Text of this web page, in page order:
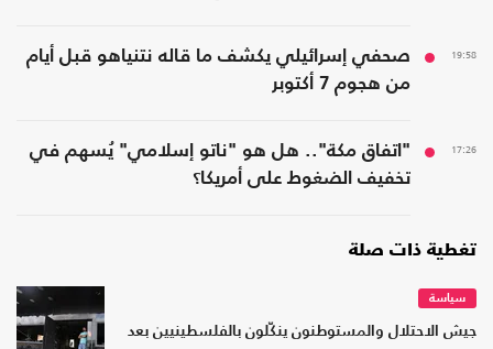
19:58
صحفي إسرائيلي يكشف ما قاله نتنياهو قبل أيام
من هجوم 7 أكتوبر
17:26
"اتفاق مكة".. هل هو "ناتو إسلامي" يُسهم في
تخفيف الضغوط على أمريكا؟
تغطية ذات صلة
سياسة
جيش الاحتلال والمستوطنون ينكّلون بالفلسطينيين بعد